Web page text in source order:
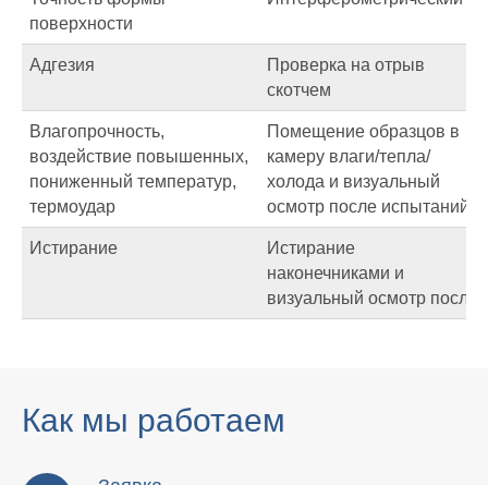
поверхности
Адгезия
Проверка на отрыв
скотчем
Влагопрочность,
воздействие повышенных,
пониженный температур,
термоудар
Помещение образцов в
камеру влаги/тепла/
холода и визуальный
осмотр после испытаний.
Истирание
Истирание
наконечниками и
визуальный осмотр после
Как мы работаем